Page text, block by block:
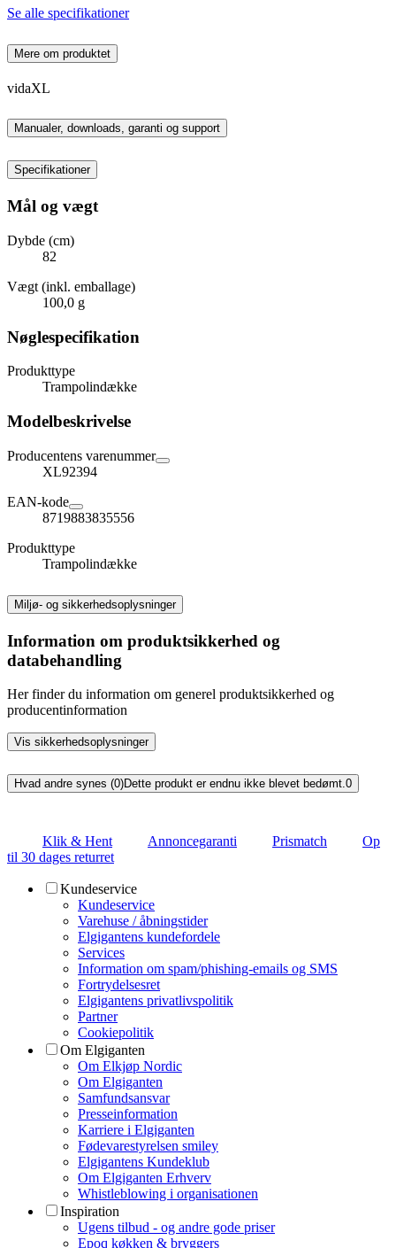
Se alle specifikationer
Mere om produktet
vidaXL
Manualer, downloads, garanti og support
Specifikationer
Mål og vægt
Dybde (cm)
82
Vægt (inkl. emballage)
100,0 g
Nøglespecifikation
Produkttype
Trampolindække
Modelbeskrivelse
Producentens varenummer
XL92394
EAN-kode
8719883835556
Produkttype
Trampolindække
Miljø- og sikkerhedsoplysninger
Information om produktsikkerhed og
databehandling
Her finder du information om generel produktsikkerhed og
producentinformation
Vis sikkerhedsoplysninger
Hvad andre synes (0)Dette produkt er endnu ikke blevet bedømt.0
Klik & Hent Annoncegaranti Prismatch
Op
til 30 dages returret
Kundeservice
Kundeservice
Varehuse / åbningstider
Elgigantens kundefordele
Services
Information om spam/phishing-emails og SMS
Fortrydelsesret
Elgigantens privatlivspolitik
Partner
Cookiepolitik
Om Elgiganten
Om Elkjøp Nordic
Om Elgiganten
Samfundsansvar
Presseinformation
Karriere i Elgiganten
Fødevarestyrelsen smiley
Elgigantens Kundeklub
Om Elgiganten Erhverv
Whistleblowing i organisationen
Inspiration
Ugens tilbud - og andre gode priser
Epoq køkken & bryggers